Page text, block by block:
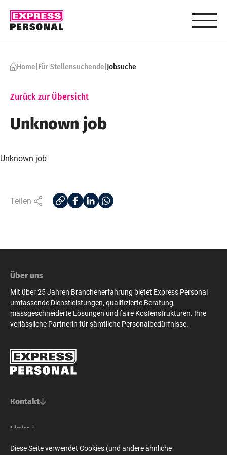
Home|Für Stellensuchende|Jobsuche
Zurück zur Übersicht
Unknown job
Unknown job
Teilen
Über uns
Mit über 25 Jahren Branchenerfahrung bietet Express Personal
umfassende Dienstleistungen, qualifizierte Beratung,
massgeschneiderte Lösungen und faire Kostenstrukturen. Ihre
verlässliche Partnerin für sämtliche Personalbedürfnisse.
Kontakt
Basel/Nordwestschweiz
Steinenvorstadt 73
Bern/Mittelland
Links
Für Stellensuchende
Diese Seite verwendet Cookies (und andere ähnliche